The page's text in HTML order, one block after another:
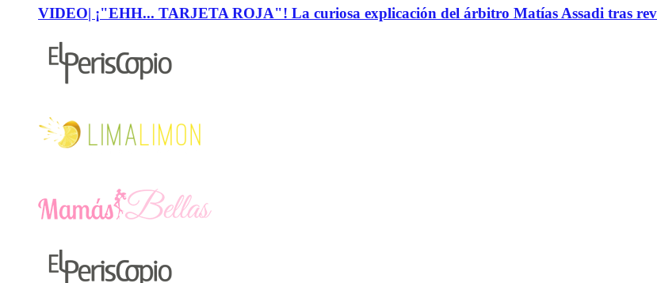
VIDEO| ¡"EHH... TARJETA ROJA"! La curiosa explicación del árbitro Matías Assadi tras